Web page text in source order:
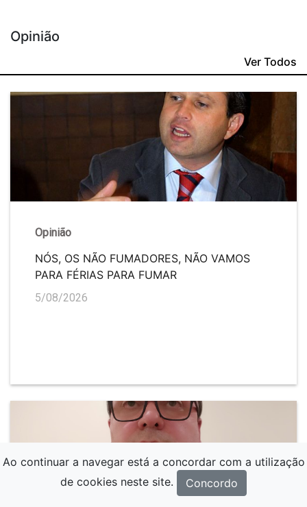
Opinião
Ver Todos
Opinião
NÓS, OS NÃO FUMADORES, NÃO VAMOS
PARA FÉRIAS PARA FUMAR
5/08/2026
Ao continuar a navegar está a concordar com a utilização
de cookies neste site.
Concordo